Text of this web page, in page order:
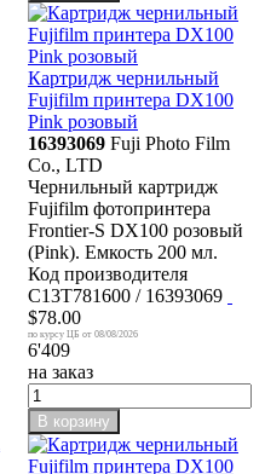
Картридж чернильный
Fujifilm принтера DX100
Pink розовый
16393069 Fuji Photo Film
Co., LTD
Чернильный картридж
Fujifilm фотопринтера
Frontier-S DX100 розовый
(Pink). Емкость 200 мл.
Код производителя
C13T781600 / 16393069
$78.00
08/08/2026
6'409
на заказ
В корзину